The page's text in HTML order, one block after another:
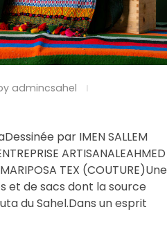
admincsahel
par IMEN SALLEM
ARTISANALEAHMED
TEX (COUTURE)Une
et de sacs dont la source
du Sahel.Dans un esprit